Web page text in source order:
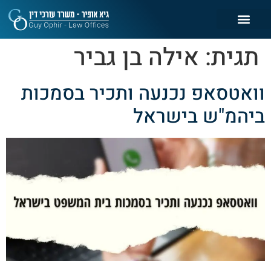
תגית: אילה בן גביר
וואטסאפ נכנעה ותכיר בסמכות
ביהמ"ש בישראל